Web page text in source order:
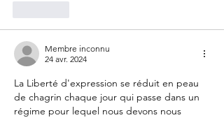
Membre inconnu
24 avr. 2024
La Liberté d'expression se réduit en peau
de chagrin chaque jour qui passe dans un
régime pour lequel nous devons nous